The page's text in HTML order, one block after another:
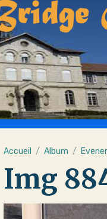
Accueil Album
Img